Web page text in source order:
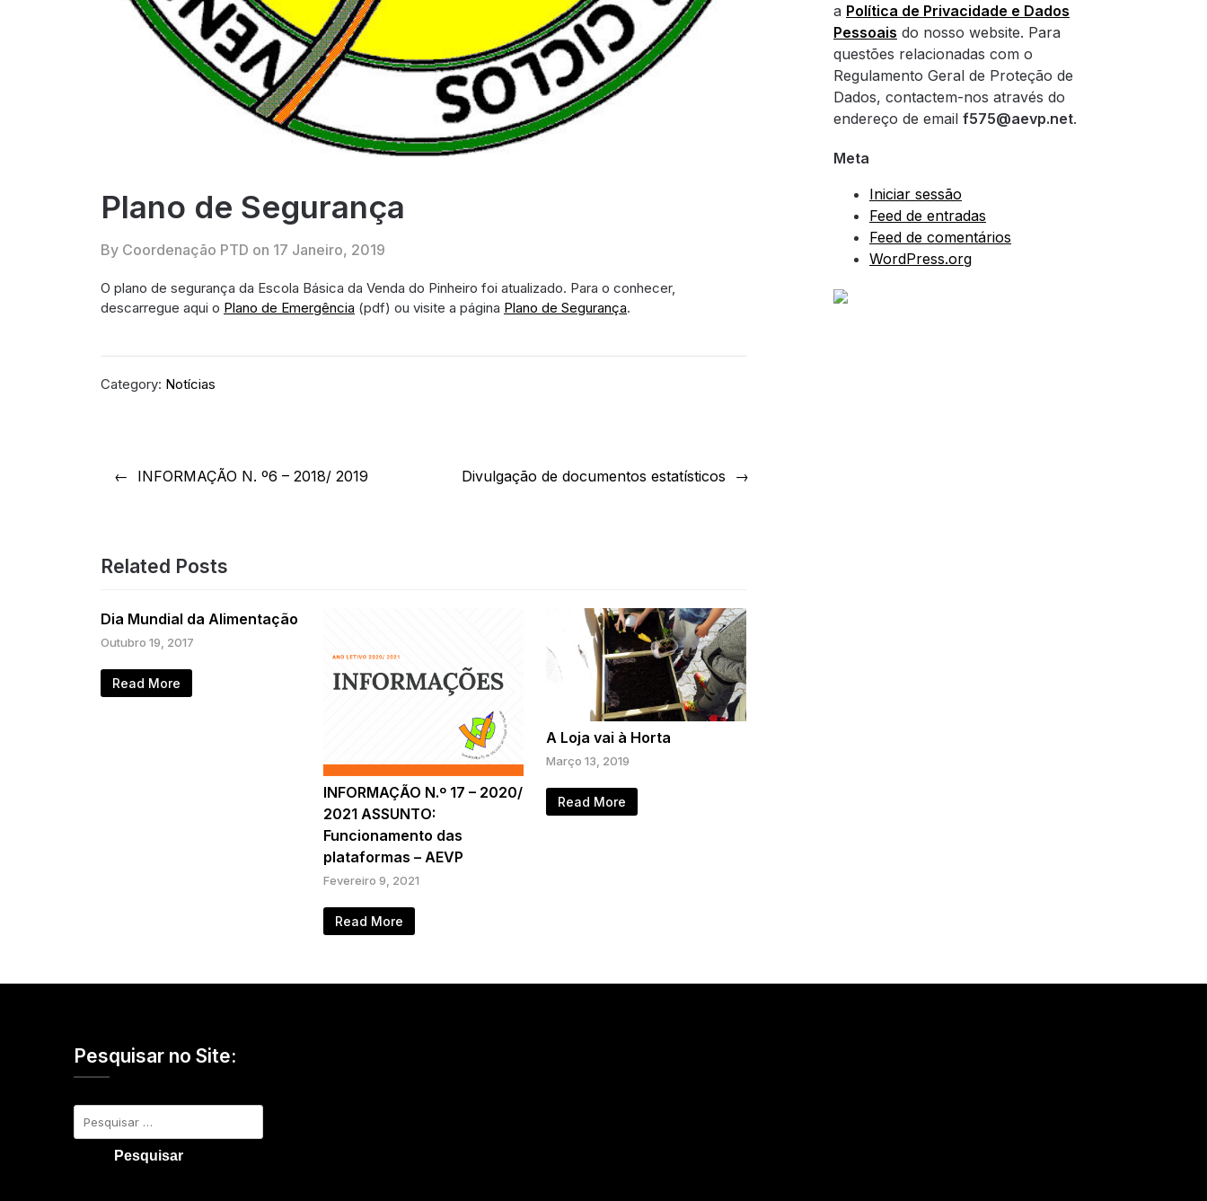
Plano de Segurança
By Coordenação PTD on 17 Janeiro, 2019
O plano de segurança da Escola Básica da Venda do Pinheiro foi atualizado. Para o conhecer,
descarregue aqui o Plano de Emergência (pdf) ou visite a página Plano de Segurança.
Category: Notícias
Navegação
INFORMAÇÃO N. º6 – 2018/ 2019 Divulgação de documentos estatísticos
Related Posts
Dia Mundial da Alimentação
Outubro 19, 2017
Read More
INFORMAÇÃO N.º 17 – 2020/
2021 ASSUNTO:
Funcionamento das
plataformas – AEVP
Fevereiro 9, 2021
Read More
A Loja vai à Horta
Março 13, 2019
Read More
a Política de Privacidade e Dados
Pessoais do nosso website. Para
questões relacionadas com o
Regulamento Geral de Proteção de
Dados, contactem-nos através do
endereço de email f575@aevp.net.
Meta
Iniciar sessão
Feed de entradas
Feed de comentários
WordPress.org
Pesquisar no Site:
Pesquisar
por: